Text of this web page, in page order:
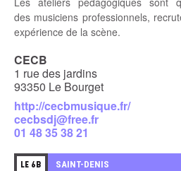
des musiciens professionnels,
expérience de la scène.
CECB
1 rue des jardins
93350 Le Bourget
http://cecbmusique.fr/
cecbsdj@free.fr
01 48 35 38 21
LE 6B SAINT-DENIS